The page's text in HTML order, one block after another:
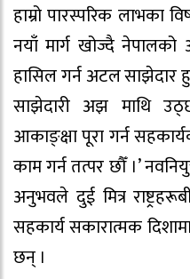
हाम्रो पारस्परिक लाभका
नयाँ मार्ग खोज्दै
हासिल गर्न अटल साझेदार हुने
साझेदारी अझ माथि
आकाङ्क्षा पूरा गर्न
काम गर्न तत्पर छौँ ।’
अनुभवले दुई मित्र
सहकार्य सकारात्मक
छन् ।